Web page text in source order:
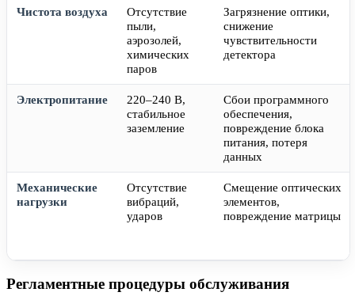
Чистота воздуха
Отсутствие
пыли,
аэрозолей,
химических
паров
Загрязнение оптики,
снижение
чувствительности
детектора
Электропитание
220–240 В,
стабильное
заземление
Сбои программного
обеспечения,
повреждение блока
питания, потеря
данных
Механические
нагрузки
Отсутствие
вибраций,
ударов
Смещение оптических
элементов,
повреждение матрицы
Регламентные процедуры обслуживания